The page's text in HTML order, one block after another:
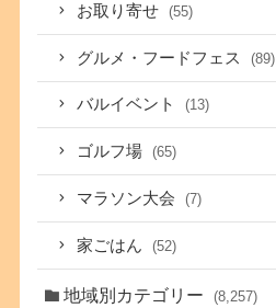
お取り寄せ (55)
グルメ・フードフェス (89)
バルイベント (13)
ゴルフ場 (65)
マラソン大会 (7)
家ごはん (52)
地域別カテゴリー (8,257)